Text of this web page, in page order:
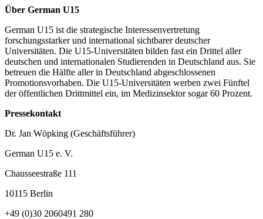
Über German U15
German U15 ist die strategische Interessenvertretung
forschungsstarker und international sichtbarer deutscher
Universitäten. Die U15-Universitäten bilden fast ein Drittel aller
deutschen und internationalen Studierenden in Deutschland aus. Sie
betreuen die Hälfte aller in Deutschland abgeschlossenen
Promotionsvorhaben. Die U15-Universitäten werben zwei Fünftel
der öffentlichen Drittmittel ein, im Medizinsektor sogar 60 Prozent.
Pressekontakt
Dr. Jan Wöpking (Geschäftsführer)
German U15 e. V.
Chausseestraße 111
10115 Berlin
+49 (0)30 2060491 280